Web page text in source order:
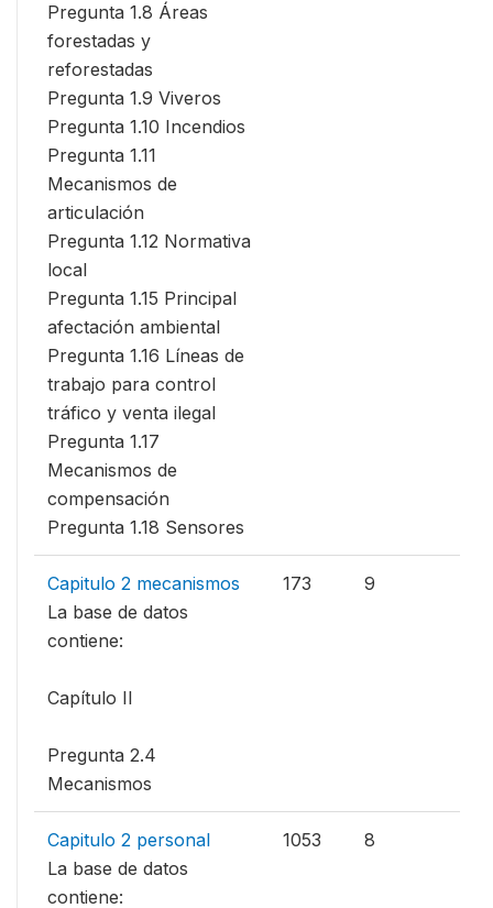
Pregunta 1.8 Áreas
forestadas y
reforestadas
Pregunta 1.9 Viveros
Pregunta 1.10 Incendios
Pregunta 1.11
Mecanismos de
articulación
Pregunta 1.12 Normativa
local
Pregunta 1.15 Principal
afectación ambiental
Pregunta 1.16 Líneas de
trabajo para control
tráfico y venta ilegal
Pregunta 1.17
Mecanismos de
compensación
Pregunta 1.18 Sensores
Capitulo 2 mecanismos
La base de datos
contiene:
Capítulo II
Pregunta 2.4
Mecanismos
173 9
Capitulo 2 personal
La base de datos
contiene:
1053 8